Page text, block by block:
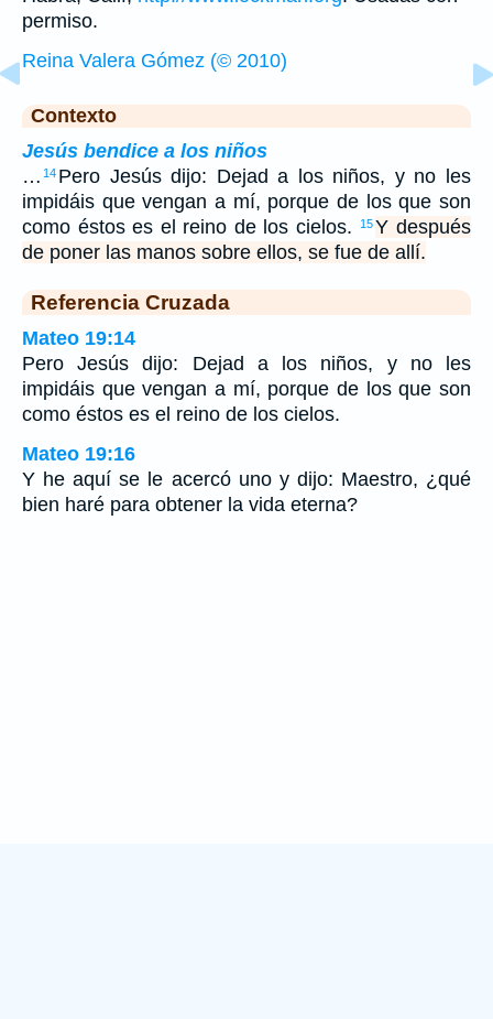
permiso.
Reina Valera Gómez (© 2010)
Contexto
Jesús bendice a los niños
… 14 Pero Jesús dijo: Dejad a los niños, y no les
impidáis que vengan a mí, porque de los que son
como éstos es el reino de los cielos.
15 Y después
de poner las manos sobre ellos, se fue de allí.
Referencia Cruzada
Mateo 19:14
Pero Jesús dijo: Dejad a los niños, y no les
impidáis que vengan a mí, porque de los que son
como éstos es el reino de los cielos.
Mateo 19:16
Y he aquí se le acercó uno y dijo: Maestro, ¿qué
bien haré para obtener la vida eterna?